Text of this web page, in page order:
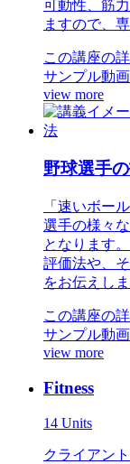
可動性、筋
ますので、
この講座の
サンプル動
view more
野球選手
「速いボー
選手の様々
となります
評価法や、
をお伝えしま
この講座の
サンプル動
view more
Fitness
14 Units
クライアン